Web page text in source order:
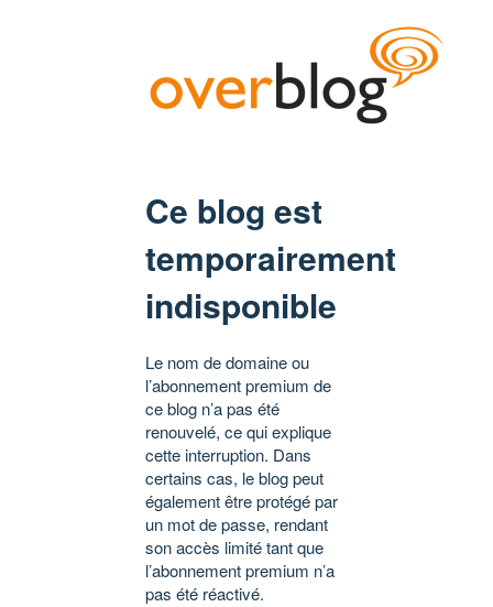
Ce blog est
temporairement
indisponible
Le nom de domaine ou
l’abonnement premium de
ce blog n’a pas été
renouvelé, ce qui explique
cette interruption. Dans
certains cas, le blog peut
également être protégé par
un mot de passe, rendant
son accès limité tant que
l’abonnement premium n’a
pas été réactivé.